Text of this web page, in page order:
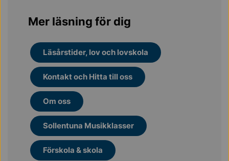
Mer läsning för dig
Läsårstider, lov och lovskola
Kontakt och Hitta till oss
Om oss
Sollentuna Musikklasser
Förskola & skola